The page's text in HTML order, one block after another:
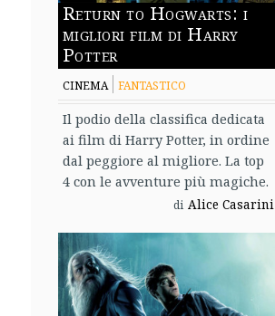
Return to Hogwarts: i
migliori film di Harry
Potter
CINEMA FANTASTICO
Il podio della classifica dedicata
ai film di Harry Potter, in ordine
dal peggiore al migliore. La top
4 con le avventure più magiche.
di Alice Casarini